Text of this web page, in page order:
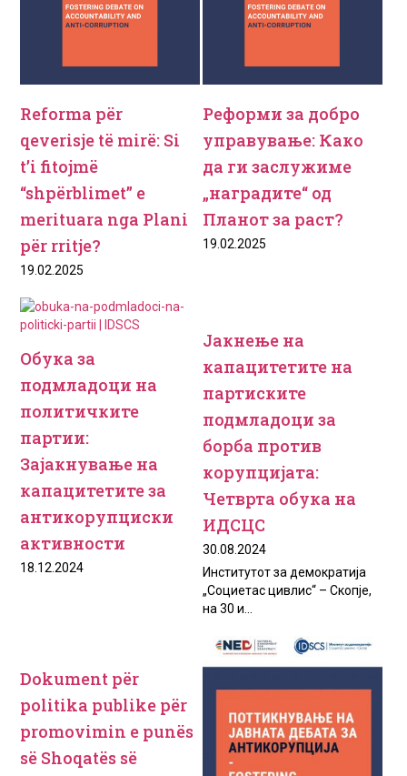
Reforma për
qeverisje të mirë: Si
t’i fitojmë
“shpërblimet” e
merituara nga Plani
për rritje?
19.02.2025
Реформи за добро
управување: Како
да ги заслужиме
„наградите“ од
Планот за раст?
19.02.2025
Обука за
подмладоци на
политичките
партии:
Зајакнување на
капацитетите за
антикорупциски
активности
18.12.2024
Јакнење на
капацитетите на
партиските
подмладоци за
борба против
корупцијата:
Четврта обука на
ИДСЦС
30.08.2024
Институтот за демократија
„Социетас цивлис“ – Скопје,
на 30 и...
Dokument për
politika publike për
promovimin e punës
së Shoqatës së